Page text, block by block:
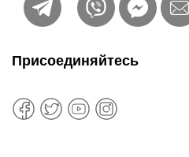
Присоединяйтесь